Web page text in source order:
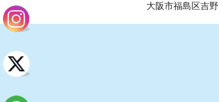
大阪市福島区吉野